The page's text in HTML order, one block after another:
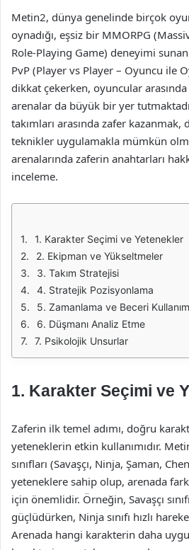
Metin2, dünya genelinde birçok
oynadığı, eşsiz bir MMORPG
Role-Playing Game) deneyimi
PvP (Player vs Player – Oyuncu ile
dikkat çekerken, oyuncular
arenalar da büyük bir yer
takımları arasında zafer
teknikler uygulamakla mümkün
arenalarında zaferin anahtarları
inceleme.
1. Karakter Seçimi ve Yetenekler
2. Ekipman ve Yükseltmeler
3. Takım Stratejisi
4. Stratejik Pozisyonlama
5. Zamanlama ve Beceri
6. Düşmanı Analiz Etme
7. Psikolojik Unsurlar
1. Karakter Seçimi ve
Zaferin ilk temel adımı, doğru
yeteneklerin etkin kullanımıdır.
sınıfları (Savaşçı, Ninja, Şaman,
yeteneklere sahip olup, arenada
için önemlidir. Örneğin, Savaşçı
güçlüdürken, Ninja sınıfı hızlı
Arenada hangi karakterin daha